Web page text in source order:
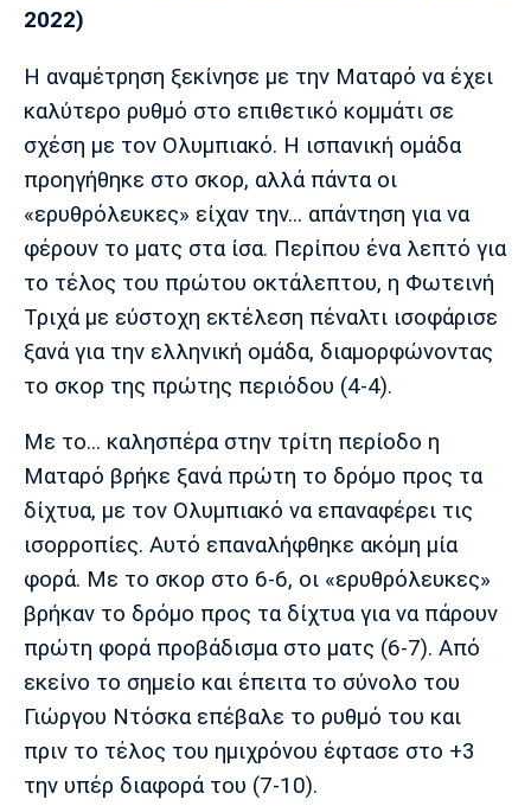
Μάντσεστερ
Γιουνάιτεντ
Τσέλσι Άρσεναλ
Λίβερπουλ
Μάντσεστερ
Σίτι
Γιουβέντους
Ίντερ Μίλαν Μπάγερν
Μπορούσια
Ντόρτμουντ
Παρί Σεν
Ζερμέν
Μαρσέιγ
Μονακό
Ερυθρός
Αστέρας
Τότεναμ
Πόρτο Μπενφίκα
2022)
Η αναμέτρηση ξεκίνησε με την Ματαρό να έχει
καλύτερο ρυθμό στο επιθετικό κομμάτι σε
σχέση με τον Ολυμπιακό. Η ισπανική ομάδα
προηγήθηκε στο σκορ, αλλά πάντα οι
«ερυθρόλευκες» είχαν την... απάντηση για να
φέρουν το ματς στα ίσα. Περίπου ένα λεπτό για
το τέλος του πρώτου οκτάλεπτου, η Φωτεινή
Τριχά με εύστοχη εκτέλεση πέναλτι ισοφάρισε
ξανά για την ελληνική ομάδα, διαμορφώνοντας
το σκορ της πρώτης περιόδου (4-4).
Με το... καλησπέρα στην τρίτη περίοδο η
Ματαρό βρήκε ξανά πρώτη το δρόμο προς τα
δίχτυα, με τον Ολυμπιακό να επαναφέρει τις
ισορροπίες. Αυτό επαναλήφθηκε ακόμη μία
φορά. Με το σκορ στο 6-6, οι «ερυθρόλευκες»
βρήκαν το δρόμο προς τα δίχτυα για να πάρουν
πρώτη φορά προβάδισμα στο ματς (6-7). Από
εκείνο το σημείο και έπειτα το σύνολο του
Γιώργου Ντόσκα επέβαλε το ρυθμό του και
πριν το τέλος του ημιχρόνου έφτασε στο +3
την υπέρ διαφορά του (7-10).